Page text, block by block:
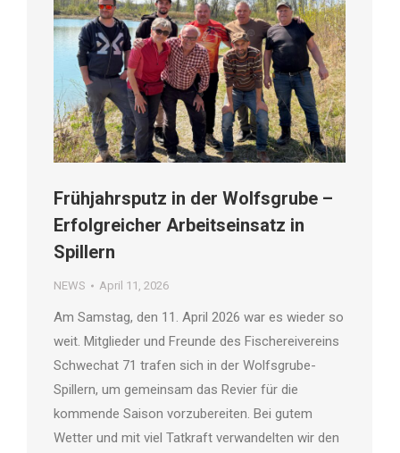
Frühjahrsputz in der Wolfsgrube –
Erfolgreicher Arbeitseinsatz in
Spillern
NEWS April 11, 2026
Am Samstag, den 11. April 2026 war es wieder so
weit. Mitglieder und Freunde des Fischereivereins
Schwechat 71 trafen sich in der Wolfsgrube-
Spillern, um gemeinsam das Revier für die
kommende Saison vorzubereiten. Bei gutem
Wetter und mit viel Tatkraft verwandelten wir den